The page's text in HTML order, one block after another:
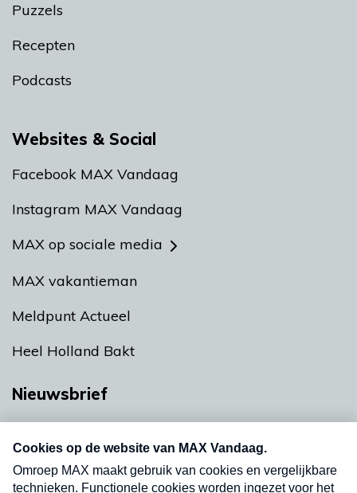
Puzzels
Recepten
Podcasts
Websites & Social
Facebook MAX Vandaag
Instagram MAX Vandaag
MAX op sociale media
MAX vakantieman
Meldpunt Actueel
Heel Holland Bakt
Nieuwsbrief
nieuwsbrief. Elke vrijdag- en dinsdagochtend in
uw mailbox.